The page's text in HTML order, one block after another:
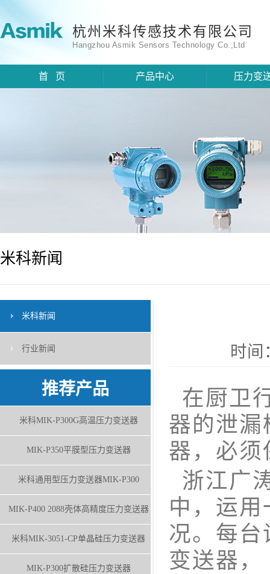
杭州米科传感技术有限公司
Hangzhou Asmik Sensors Technology Co.,Ltd
首 页 产品中心 压力变
米科新闻
米科新闻
行业新闻
推荐产品
米科MIK-P300G高温压力变送器
MIK-P350平膜型压力变送器
米科通用型压力变送器MIK-P300
MIK-P400 2088壳体高精度压力变送器
米科MIK-3051-CP单晶硅压力变送器
MIK-P300扩散硅压力变送器
时间
在厨卫
器的泄漏
器，必须
浙江广
中，运
况。每台
变送器